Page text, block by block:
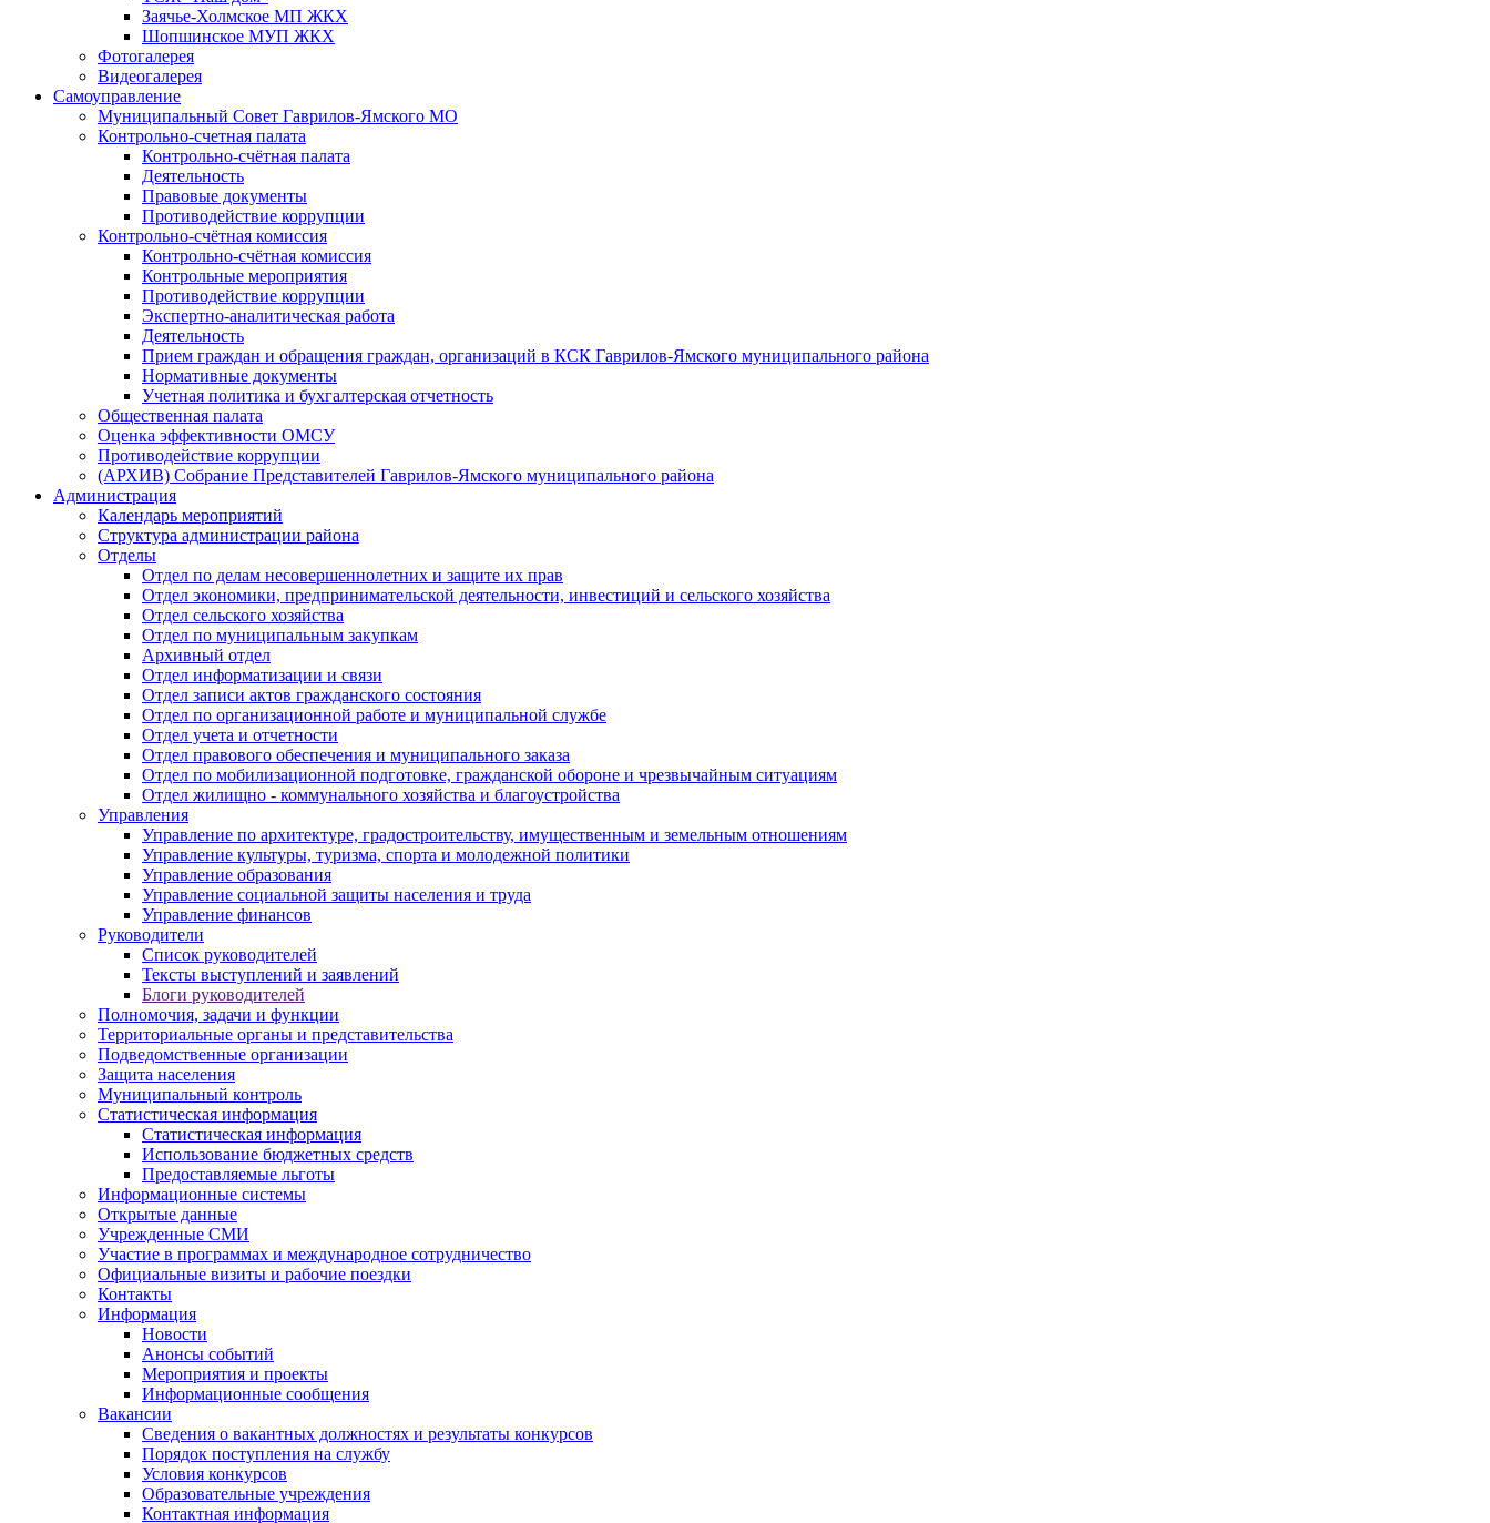
Заячье-Холмское МП ЖКХ
Шопшинское МУП ЖКХ
Фотогалерея
Видеогалерея
Самоуправление
Муниципальный Совет Гаврилов-Ямского МО
Контрольно-счетная палата
Контрольно-счётная палата
Деятельность
Правовые документы
Противодействие коррупции
Контрольно-счётная комиссия
Контрольно-счётная комиссия
Контрольные мероприятия
Противодействие коррупции
Экспертно-аналитическая работа
Деятельность
Прием граждан и обращения граждан, организаций в КСК Гаврилов-Ямского муниципального района
Нормативные документы
Учетная политика и бухгалтерская отчетность
Общественная палата
Оценка эффективности ОМСУ
Противодействие коррупции
(АРХИВ) Собрание Представителей Гаврилов-Ямского муниципального района
Администрация
Календарь мероприятий
Структура администрации района
Отделы
Отдел по делам несовершеннолетних и защите их прав
Отдел экономики, предпринимательской деятельности, инвестиций и сельского хозяйства
Отдел сельского хозяйства
Отдел по муниципальным закупкам
Архивный отдел
Отдел информатизации и связи
Отдел записи актов гражданского состояния
Отдел по организационной работе и муниципальной службе
Отдел учета и отчетности
Отдел правового обеспечения и муниципального заказа
Отдел по мобилизационной подготовке, гражданской обороне и чрезвычайным ситуациям
Отдел жилищно - коммунального хозяйства и благоустройства
Управления
Управление по архитектуре, градостроительству, имущественным и земельным отношениям
Управление культуры, туризма, спорта и молодежной политики
Управление образования
Управление социальной защиты населения и труда
Управление финансов
Руководители
Список руководителей
Тексты выступлений и заявлений
Блоги руководителей
Полномочия, задачи и функции
Территориальные органы и представительства
Подведомственные организации
Защита населения
Муниципальный контроль
Статистическая информация
Статистическая информация
Использование бюджетных средств
Предоставляемые льготы
Информационные системы
Открытые данные
Учрежденные СМИ
Участие в программах и международное сотрудничество
Официальные визиты и рабочие поездки
Контакты
Информация
Новости
Анонсы событий
Мероприятия и проекты
Информационные сообщения
Вакансии
Сведения о вакантных должностях и результаты конкурсов
Порядок поступления на службу
Условия конкурсов
Образовательные учреждения
Контактная информация